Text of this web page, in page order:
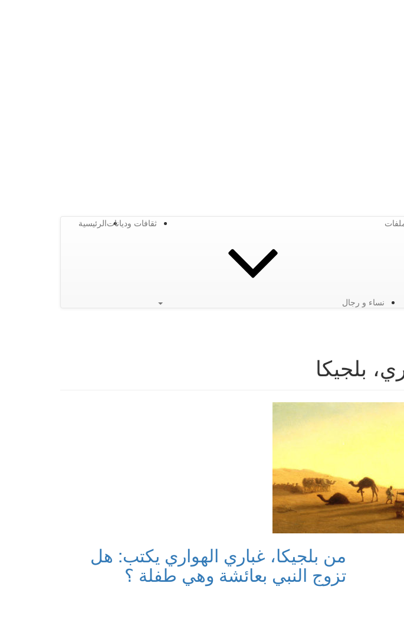
الرئيسيةثقافات وديانات
نساء و رجال
بلجيكا
من بلجيكا، غباري الهواري يكتب: هل
تزوج النبي بعائشة وهي طفلة ؟